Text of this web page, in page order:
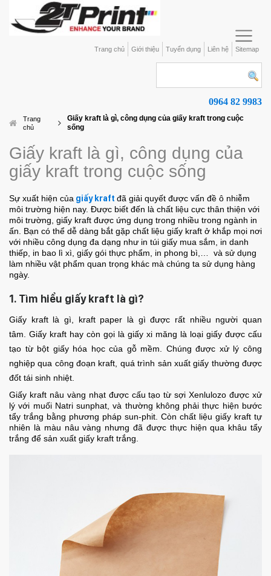
Trang chủ Giới thiệu Tuyển dụng Liên hệ Sitemap
0964 82 9983
Trang
chủ
Giấy kraft là gì, công dụng của giấy kraft trong cuộc
sống
Giấy kraft là gì, công dụng của
giấy kraft trong cuộc sống
Sự xuất hiện của giấy kraft đã giải quyết được vấn đề ô nhiễm
môi trường hiện nay. Được biết đến là chất liệu cực thân thiện với
môi trường, giấy kraft được ứng dụng trong nhiều trong ngành in
ấn. Bạn có thể dễ dàng bắt gặp chất liệu giấy kraft ở khắp mọi nơi
với nhiều công dụng đa dạng như in túi giấy mua sắm, in danh
thiếp, in bao lì xì, giấy gói thực phẩm, in phong bì,… và sử dụng
làm nhiều vật phẩm quan trọng khác mà chúng ta sử dụng hàng
ngày.
1. Tìm hiểu giấy kraft là gì?
Giấy kraft là gì, kraft paper là gì được rất nhiều người quan
tâm. Giấy kraft hay còn gọi là giấy xi măng là loại giấy được cấu
tạo từ bột giấy hóa học của gỗ mềm. Chúng được xử lý công
nghiệp qua công đoạn kraft, quá trình sản xuất giấy thường được
đốt tái sinh nhiệt.
Giấy kraft nâu vàng nhạt được cấu tạo từ sợi Xenlulozo được xử
lý với muối Natri sunphat, và thường không phải thực hiện bước
tẩy trắng bằng phương pháp sun-phit. Còn chất liệu giấy kraft tự
nhiên là màu nâu vàng nhưng đã được thực hiện qua khâu tẩy
trắng để sản xuất giấy kraft trắng.